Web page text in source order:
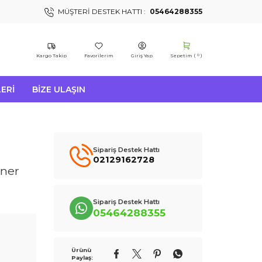
MÜŞTERI DESTEK HATTI : 05464288355
Kargo Takip Favorilerim Giriş Yap Sepetim ( 0 )
BIZE ULAŞIN
Sipariş Destek Hattı
02129162728
Sipariş Destek Hattı
05464288355
Ürünü
Paylaş: